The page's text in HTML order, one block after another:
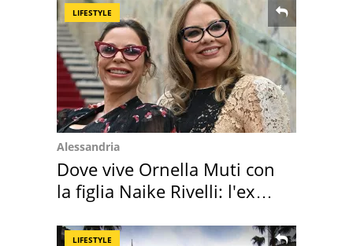
LIFESTYLE
Alessandria
Dove vive Ornella Muti con
la figlia Naike Rivelli: l'ex
LIFESTYLE